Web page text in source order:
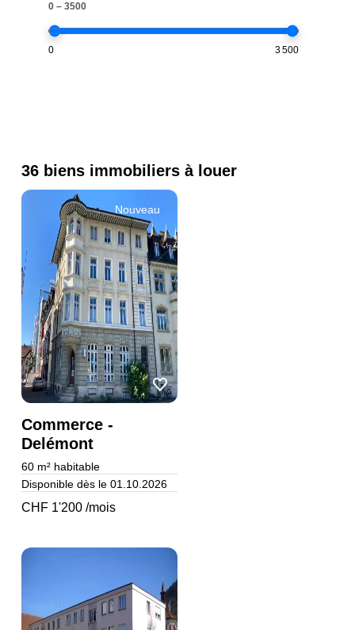
0– 3500
0 3 500
36 biens immobiliers à louer
Nouveau
Commerce -
Delémont
60 m²habitable
Disponible dès le 01.10.2026
CHF 1'200 /mois